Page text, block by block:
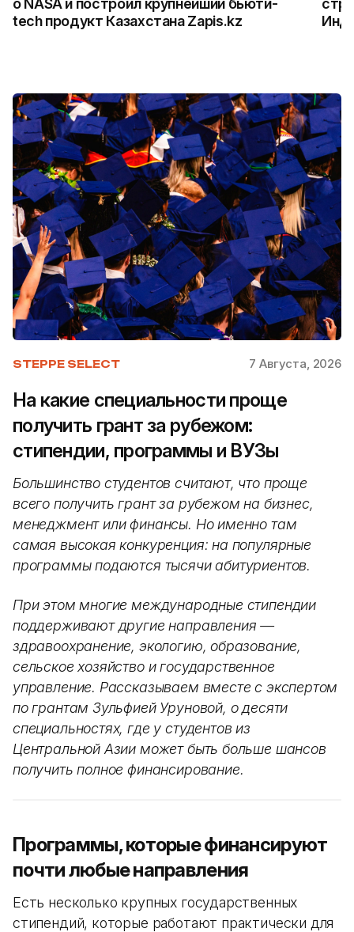
о NASA и построил крупнейший бьюти-
tech продукт Казахстана Zapis.kz
STEPPE SELECT 7 Августа, 2026
На какие специальности проще
получить грант за рубежом:
стипендии, программы и ВУЗы
Большинство студентов считают, что проще
всего получить грант за рубежом на бизнес,
менеджмент или финансы. Но именно там
самая высокая конкуренция: на популярные
программы подаются тысячи абитуриентов.
При этом многие международные стипендии
поддерживают другие направления —
здравоохранение, экологию, образование,
сельское хозяйство и государственное
управление. Рассказываем вместе с экспертом
по грантам Зульфией Уруновой, о десяти
специальностях, где у студентов из
Центральной Азии может быть больше шансов
получить полное финансирование.
Программы, которые финансируют
почти любые направления
Есть несколько крупных государственных
стипендий, которые работают практически для